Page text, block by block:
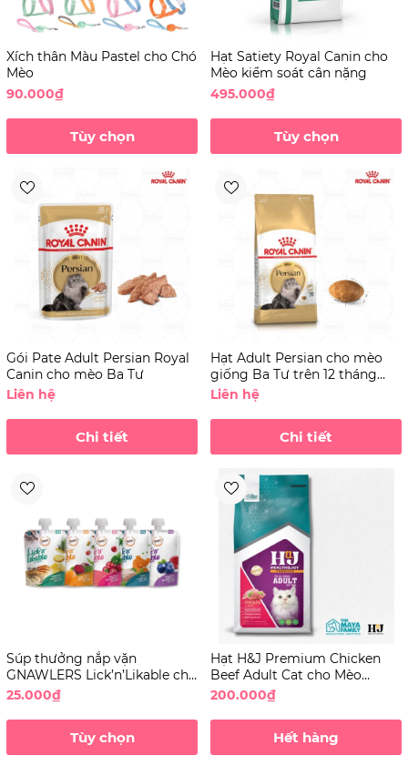
Xích thân Màu Pastel cho Chó
Mèo
90.000₫
Tùy chọn
Hạt Satiety Royal Canin cho
Mèo kiểm soát cân nặng
495.000₫
Tùy chọn
Gói Pate Adult Persian Royal
Canin cho mèo Ba Tư
Liên hệ
Chi tiết
Hạt Adult Persian cho mèo
giống Ba Tư trên 12 tháng
tuổi
Liên hệ
Chi tiết
Súp thưởng nắp vặn
GNAWLERS Lick’n’Likable cho
Mèo
25.000₫
Tùy chọn
Hạt H&J Premium Chicken
Beef Adult Cat cho Mèo
trưởng thành
200.000₫
Hết hàng